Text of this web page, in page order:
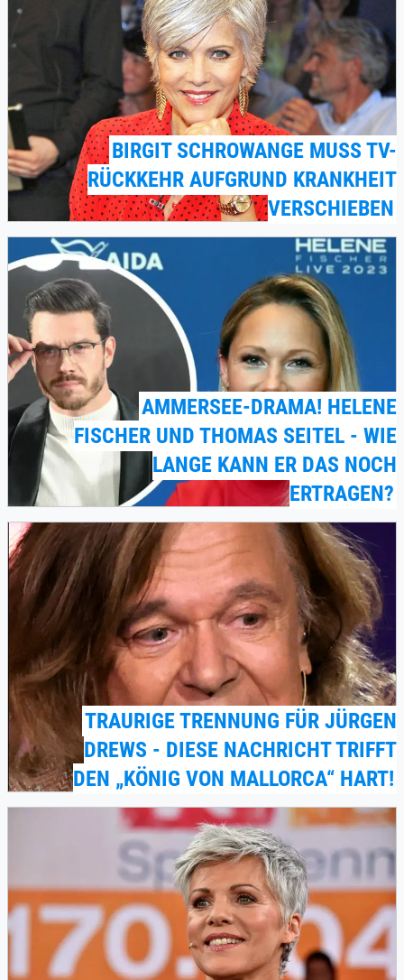
BIRGIT SCHROWANGE MUSS TV-
RÜCKKEHR AUFGRUND KRANKHEIT
VERSCHIEBEN
AMMERSEE-DRAMA! HELENE
FISCHER UND THOMAS SEITEL - WIE
LANGE KANN ER DAS NOCH
ERTRAGEN?
TRAURIGE TRENNUNG FÜR JÜRGEN
DREWS - DIESE NACHRICHT TRIFFT
DEN „KÖNIG VON MALLORCA“ HART!